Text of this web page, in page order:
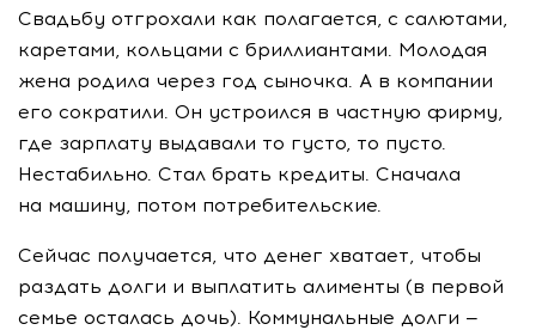
Свадьбу отгрохали как полагается, с салютами,
каретами, кольцами с бриллиантами. Молодая
жена родила через год сыночка. А в компании
его сократили. Он устроился в частную фирму,
где зарплату выдавали то густо, то пусто.
Нестабильно. Стал брать кредиты. Сначала
на машину, потом потребительские.
Сейчас получается, что денег хватает, чтобы
раздать долги и выплатить алименты (в первой
семье осталась дочь). Коммунальные долги —